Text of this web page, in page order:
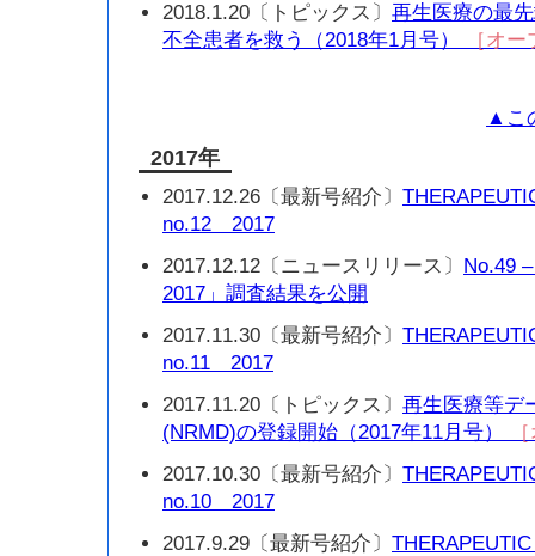
2018.1.20〔トピックス〕 再生医療の最
不全患者を救う（2018年1月号）
［オ
▲こ
2017年
2017.12.26〔最新号紹介〕
no.12 2017
2017.12.12〔ニュースリリース〕 No.49
2017」調査結果を公開
2017.11.30〔最新号紹介〕
no.11 2017
2017.11.20〔トピックス〕 再生医療等デ
(NRMD)の登録開始（2017年11月号）
2017.10.30〔最新号紹介〕
no.10 2017
2017.9.29〔最新号紹介〕